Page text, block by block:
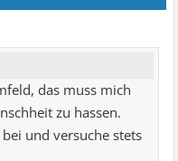
das muss mich
zu hassen.
und versuche stets